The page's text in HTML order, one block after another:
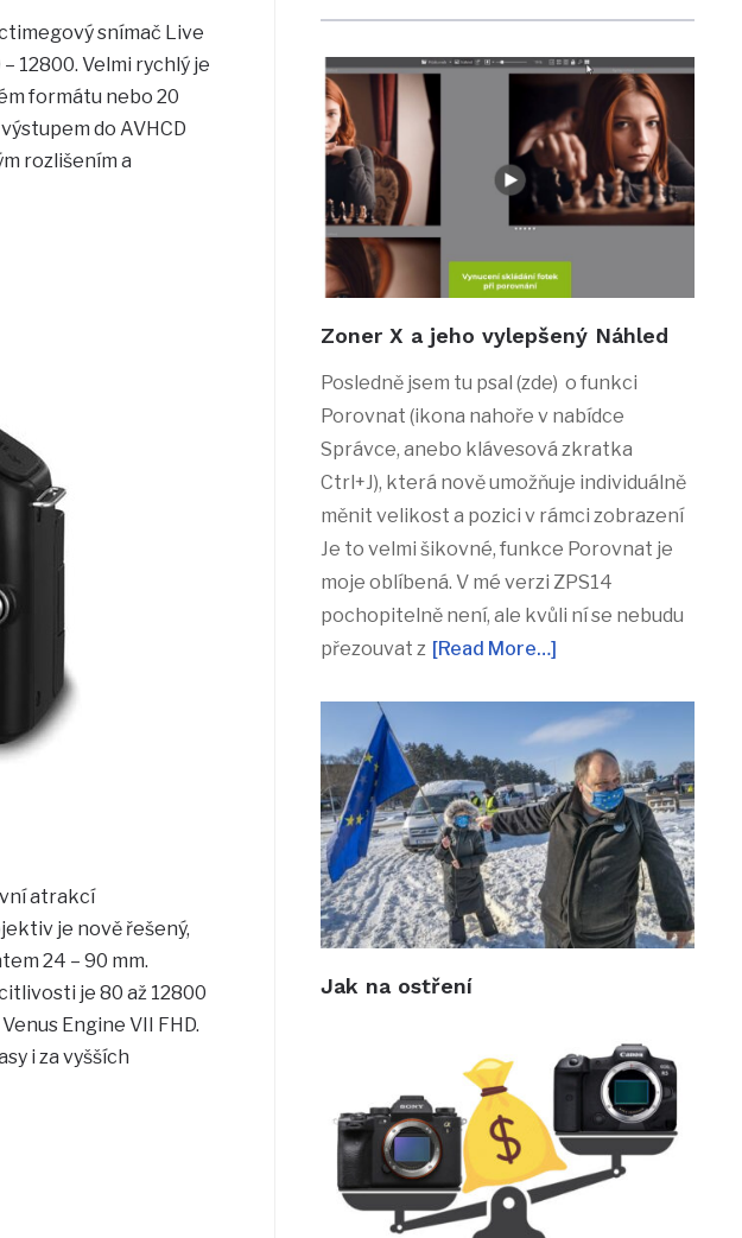
snímač Live
12800. Velmi rychlý je
formátu nebo 20
do AVHCD
rozlišením a
atrakcí
je nově řešený,
24 – 90 mm.
je 80 až 12800
Engine VII FHD.
i za vyšších
Zoner X a jeho vylepšený Náhled
Posledně jsem tu psal (zde) o funkci
Porovnat (ikona nahoře v nabídce
Správce, anebo klávesová zkratka
Ctrl+J), která nově umožňuje individuálně
měnit velikost a pozici v rámci zobrazení
Je to velmi šikovné, funkce Porovnat je
moje oblíbená. V mé verzi ZPS14
pochopitelně není, ale kvůli ní se nebudu
přezouvat z [Read More…]
Jak na ostření